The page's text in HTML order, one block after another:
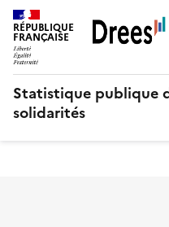
Aller
au
contenu
principal
RÉPUBLIQUE
FRANÇAISE
Statistique publique
solidarités